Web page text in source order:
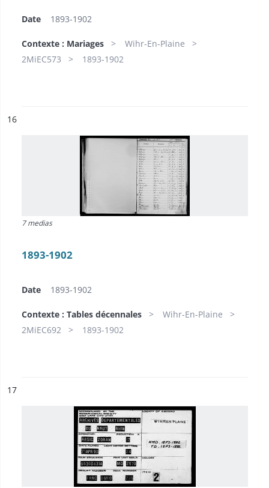
Date 1893-1902
Contexte : Mariages
Wihr-En-Plaine
2MiEC573
1893-1902
n°
16
7 medias
1893-1902
Date 1893-1902
Contexte : Tables décennales
Wihr-En-Plaine
2MiEC692
1893-1902
n°
17